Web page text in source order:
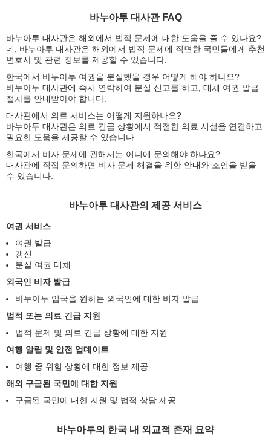
바누아투 대사관 FAQ
바누아투 대사관은 해외에서 법적 문제에 대한 도움을 줄 수 있나요?
네, 바누아투 대사관은 해외에서 법적 문제에 직면한 국민들에게 추천
변호사 및 관련 정보를 제공할 수 있습니다.
한국에서 바누아투 여권을 분실했을 경우 어떻게 해야 하나요?
바누아투 대사관에 즉시 연락하여 분실 신고를 하고, 대체 여권 발급
절차를 안내받아야 합니다.
대사관에서 의료 서비스는 어떻게 지원하나요?
바누아투 대사관은 의료 긴급 상황에서 적절한 의료 시설을 연결하고
필요한 도움을 제공할 수 있습니다.
한국에서 비자 문제에 관해서는 어디에 문의해야 하나요?
대사관에 직접 문의하면 비자 문제 해결을 위한 안내와 조언을 받을
수 있습니다.
바누아투 대사관의 제공 서비스
여권 서비스
여권 발급
갱신
분실 여권 대체
외국인 비자 발급
바누아투 입국을 원하는 외국인에 대한 비자 발급
법적 또는 의료 긴급 지원
법적 문제 및 의료 긴급 상황에 대한 지원
여행 알림 및 안전 업데이트
여행 중 위험 상황에 대한 정보 제공
해외 구금된 국민에 대한 지원
구금된 국민에 대한 지원 및 법적 상담 제공
바누아투의 한국 내 외교적 존재 요약